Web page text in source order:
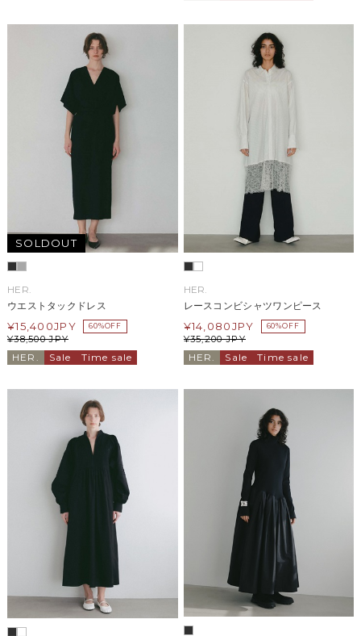
SOLDOUT
HER.
ウエストタックドレス
¥38,500 JPY
¥15,400JPY 60%OFF
HER. Sale Time sale
HER.
レースコンビシャツワンピース
¥35,200 JPY
¥14,080JPY 60%OFF
HER. Sale Time sale